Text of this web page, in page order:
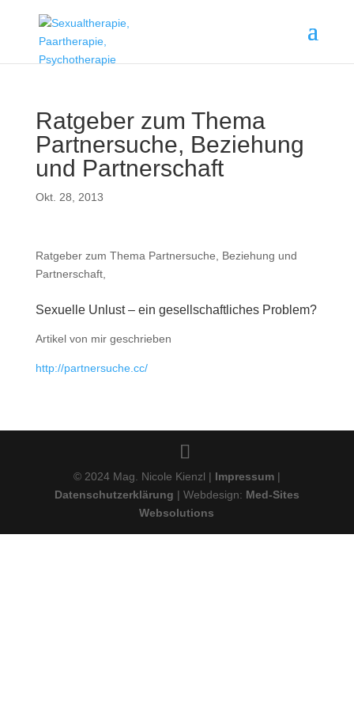
Ratgeber zum Thema
Partnersuche, Beziehung
und Partnerschaft
Okt. 28, 2013
Ratgeber zum Thema Partnersuche, Beziehung und
Partnerschaft,
Sexuelle Unlust – ein gesellschaftliches Problem?
Artikel von mir geschrieben
http://partnersuche.cc/
© 2024 Mag. Nicole Kienzl | Impressum|
Datenschutzerklärung | Webdesign: Med-Sites
Websolutions